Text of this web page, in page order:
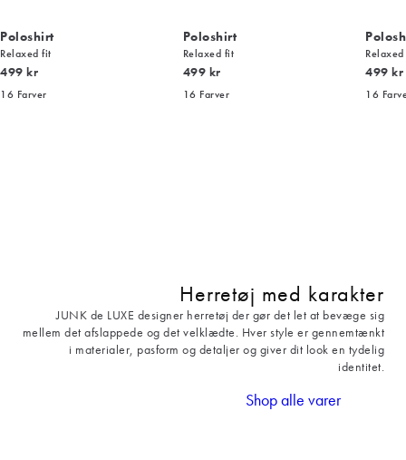
Poloshirt
Relaxed fit
I alt (inkl. rabat)
499 kr
16 Farver
Poloshirt
Relaxed fit
I alt (inkl. rabat)
499 kr
16 Farver
I alt
499 kr
16
Herretøj med karakter
JUNK de LUXE designer herretøj der gør det let at bevæge sig
mellem det afslappede og det velklædte. Hver style er gennemtænkt
i materialer, pasform og detaljer og giver dit look en tydelig
identitet.
Shop alle varer